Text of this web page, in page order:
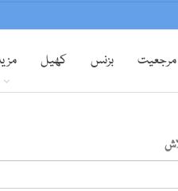
مرجعیت بزنس کھیل